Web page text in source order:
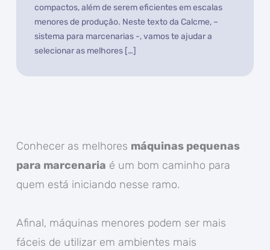
compactos, além de serem eficientes em escalas
menores de produção. Neste texto da Calcme, –
sistema para marcenarias -, vamos te ajudar a
selecionar as melhores […]
Conhecer as melhores máquinas pequenas
para marcenaria é um bom caminho para
quem está iniciando nesse ramo.
Afinal, máquinas menores podem ser mais
fáceis de utilizar em ambientes mais